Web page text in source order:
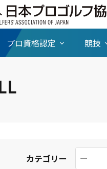
プロ資格認定 競技
カテゴリー ー